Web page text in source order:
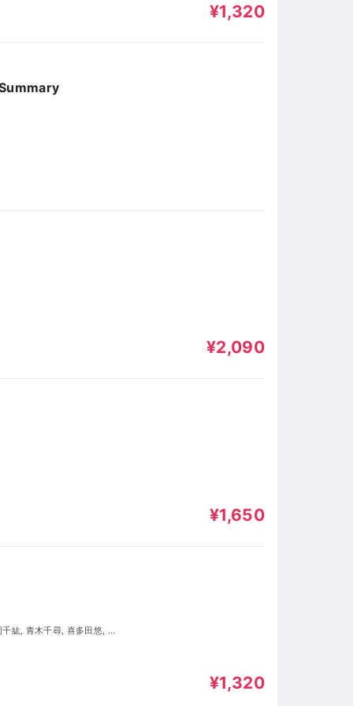
¥1,320
¥2,090
¥1,650
¥1,320